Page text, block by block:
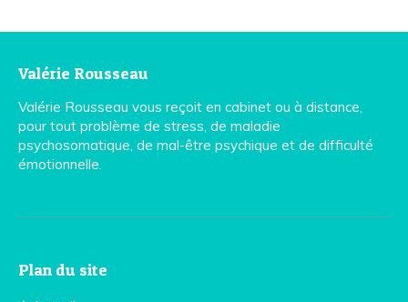
Valérie Rousseau
Valérie Rousseau vous reçoit en cabinet ou à distance,
pour tout problème de stress, de maladie
psychosomatique, de mal-être psychique et de difficulté
émotionnelle.
Plan du site